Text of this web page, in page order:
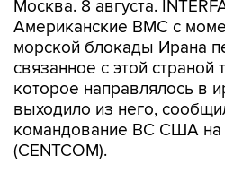
морской блокады Ирана
связанное с этой страной
которое направлялось в
выходило из него,
командование ВС США на
(CENTCOM).
"По состоянию на 7